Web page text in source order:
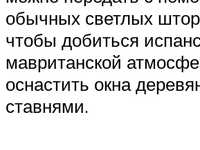
обычных светлых
чтобы добиться
мавританской
оснастить окна
ставнями.